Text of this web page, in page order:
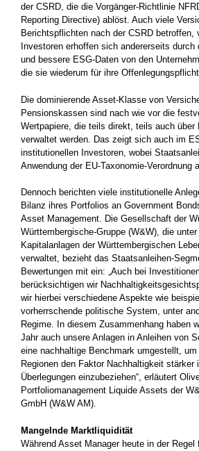
der CSRD, die die Vorgänger-Richtlinie
Reporting Directive) ablöst. Auch viele
Berichtspflichten nach der CSRD betroffen,
Investoren erhoffen sich andererseits durch
und bessere ESG-Daten von den
die sie wiederum für ihre
Die dominierende Asset-Klasse von
Pensionskassen sind nach wie vor die
Wertpapiere, die teils direkt, teils auch über
verwaltet werden. Das zeigt sich auch im
institutionellen­ Investoren, wobei
Anwendung der EU-Taxonomie-Verordnung
Dennoch berichten viele institutionelle
Bilanz ihres Portfolios an Government
Asset Management. Die Gesellschaft der
Württembergische-Gruppe (W&W), die
Kapitalanlagen der Württembergischen
verwaltet, bezieht das Staatsanleihen-
Bewertungen mit ein: „Auch bei
berücksichtigen wir
wir hierbei verschiedene Aspekte wie
vorherrschende politische System, unter
Regime. In diesem Zusammenhang haben
Jahr auch unsere Anlagen in Anleihen von
eine nachhaltige Benchmark umgestellt,
Regionen den Faktor Nachhaltigkeit stärker
Überlegungen einzubeziehen“, erläutert
Portfoliomanagement Liquide Assets der
GmbH (W&W AM).
Mangelnde Marktliquidität
Während Asset Manager heute in der